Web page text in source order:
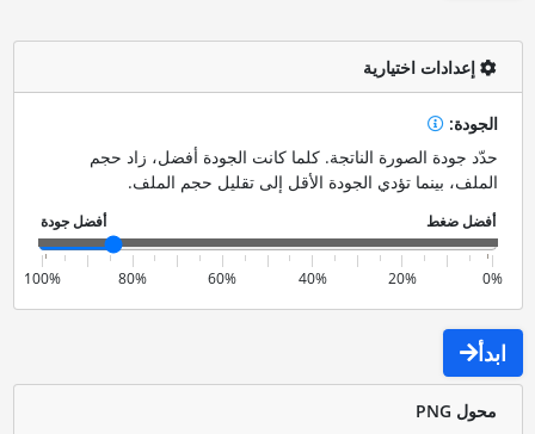
إعدادات اختيارية
الجودة:
حدّد جودة الصورة الناتجة. كلما كانت الجودة أفضل، زاد حجم
الملف، بينما تؤدي الجودة الأقل إلى تقليل حجم الملف.
0%
20%
40%
60%
80%
100%
ابدأ
محول PNG